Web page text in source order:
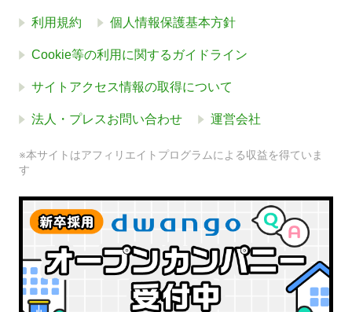
利用規約 個人情報保護基本方針
Cookie等の利用に関するガイドライン
サイトアクセス情報の取得について
法人・プレスお問い合わせ 運営会社
※本サイトはアフィリエイトプログラムによる収益を得ていま
す